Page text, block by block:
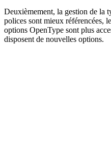
Deuxièmement, la gestion de la
polices sont mieux référencées,
options OpenType sont plus
disposent de nouvelles options.